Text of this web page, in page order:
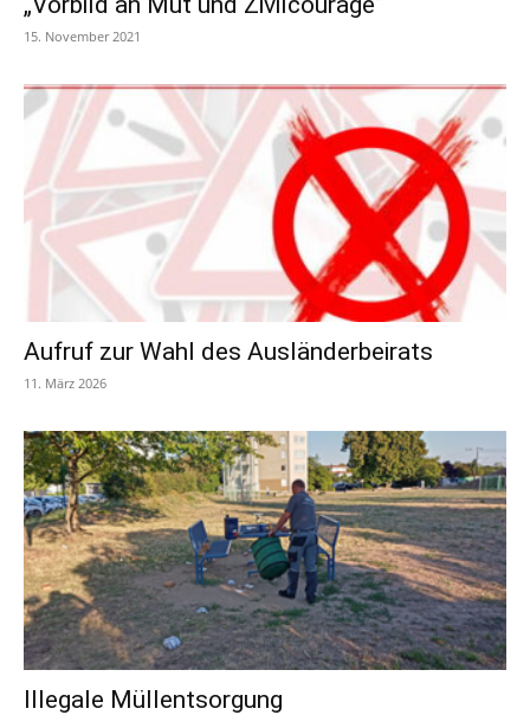
15. November 2021
Aufruf zur Wahl des Ausländerbeirats
11. März 2026
Illegale Müllentsorgung